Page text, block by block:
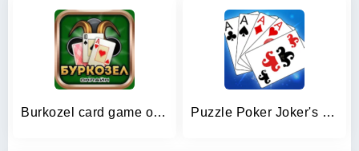
Burkozel card game online Puzzle Poker Joker's Wild